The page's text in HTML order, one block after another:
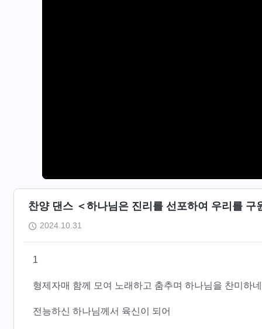
찬양 댄스 ＜하나님은 진리를 선포하여 우리를 구
2024.10.31
1
형제자매 함께 모여 노래하고 춤추며 하나님을 찬미하
전능하신 하나님께서 육신이 되어